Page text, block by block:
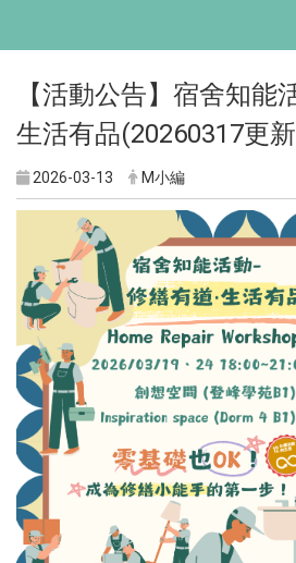
【活動公告】宿舍知能
生活有品(20260317更
2026-03-13 M小編